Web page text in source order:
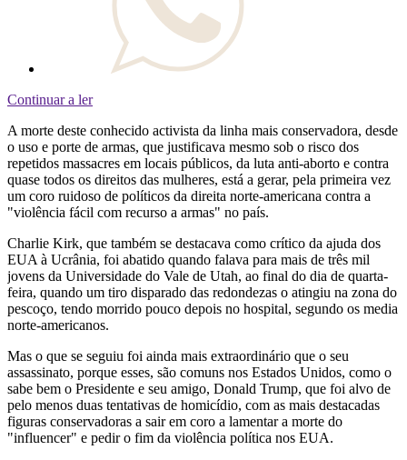
Continuar a ler
A morte deste conhecido activista da linha mais conservadora, desde
o uso e porte de armas, que justificava mesmo sob o risco dos
repetidos massacres em locais públicos, da luta anti-aborto e contra
quase todos os direitos das mulheres, está a gerar, pela primeira vez
um coro ruidoso de políticos da direita norte-americana contra a
"violência fácil com recurso a armas" no país.
Charlie Kirk, que também se destacava como crítico da ajuda dos
EUA à Ucrânia, foi abatido quando falava para mais de três mil
jovens da Universidade do Vale de Utah, ao final do dia de quarta-
feira, quando um tiro disparado das redondezas o atingiu na zona do
pescoço, tendo morrido pouco depois no hospital, segundo os media
norte-americanos.
Mas o que se seguiu foi ainda mais extraordinário que o seu
assassinato, porque esses, são comuns nos Estados Unidos, como o
sabe bem o Presidente e seu amigo, Donald Trump, que foi alvo de
pelo menos duas tentativas de homicídio, com as mais destacadas
figuras conservadoras a sair em coro a lamentar a morte do
"influencer" e pedir o fim da violência política nos EUA.